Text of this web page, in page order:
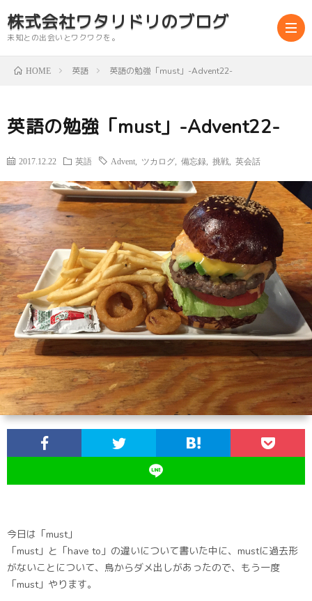
株式会社ワタリドリのブログ
未知との出会いとワクワクを。
HOME 英語 英語の勉強「must」-Advent22-
英語の勉強「must」-Advent22-
2017.12.22 英語 Advent ツカログ 備忘録 挑戦 英会話
今日は「must」
「must」と「have to」の違いについて書いた中に、mustに過去形
がないことについて、鳥からダメ出しがあったので、もう一度
「must」やります。